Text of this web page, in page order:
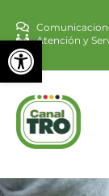
Abrir
Atención y